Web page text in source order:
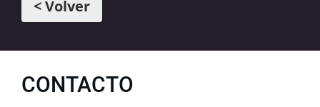
< Volver
CONTACTO